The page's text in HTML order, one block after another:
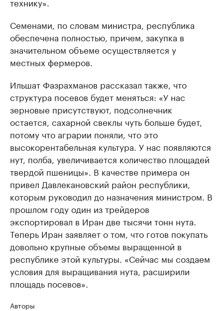
Семенами, по словам министра, республика
обеспечена полностью, причем, закупка в
значительном объеме осуществляется у
местных фермеров.
Ильшат Фазрахманов рассказал также, что
структура посевов будет меняться: «У нас
зерновые присутствуют, подсолнечник
остается, сахарной свеклы чуть больше будет,
потому что аграрии поняли, что это
высокорентабельная культура. У нас появляются
нут, полба, увеличивается количество площадей
твердой пшеницы». В качестве примера он
привел Давлекановский район республики,
которым руководил до назначения министром. В
прошлом году один из трейдеров
экспортировал в Иран две тысячи тонн нута.
Теперь Иран заявляет о том, что готов покупать
довольно крупные объемы выращенной в
республике этой культуры. «Сейчас мы создаем
условия для выращивания нута, расширили
площадь посевов».
Авторы